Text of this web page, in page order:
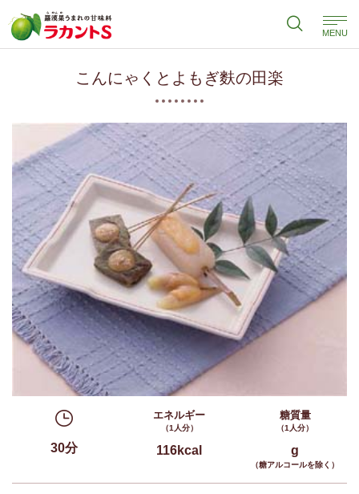
MENU
こんにゃくとよもぎ麩の田楽
30分
エネルギー
（1人分）
116kcal
糖質量
（1人分）
g
（糖アルコールを除く）